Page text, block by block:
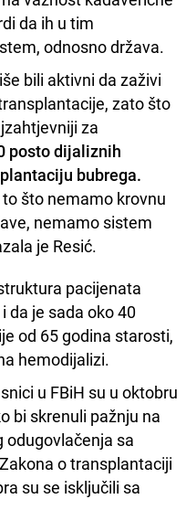
da ih u tim
odnosno država.
bili aktivni da zaživi
zato što
za
posto dijaliznih
bubrega.
što nemamo krovnu
nemamo sistem
je Resić.
pacijenata
da je sada oko 40
od 65 godina starosti,
hemodijalizi.
u FBiH su u oktobru
bi skrenuli pažnju na
odugovlačenja sa
o transplantaciji
su se isključili sa